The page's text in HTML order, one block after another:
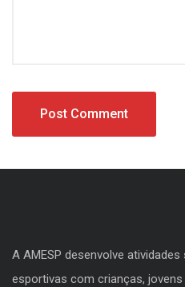
A AMESP desenvolve
esportivas com crianças,